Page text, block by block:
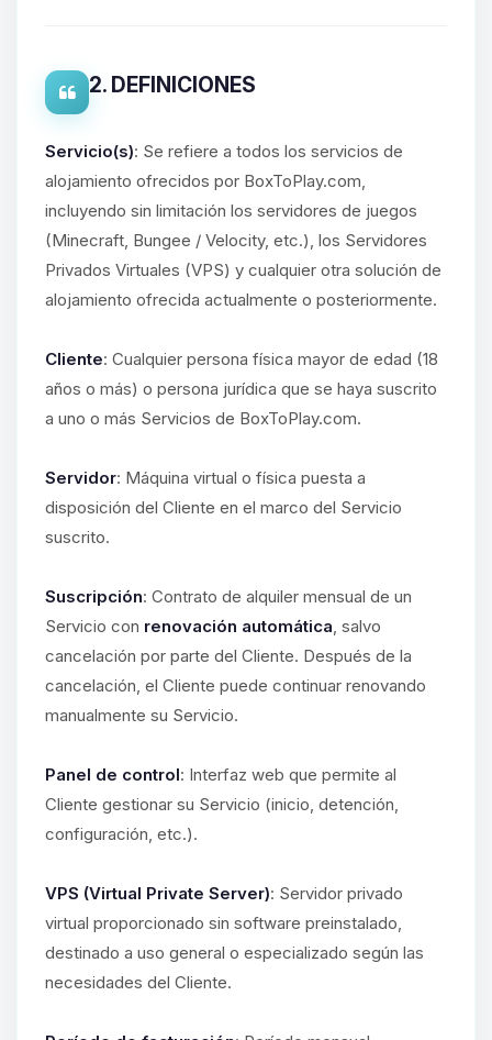
2. DEFINICIONES
Servicio(s): Se refiere a todos los servicios de
alojamiento ofrecidos por BoxToPlay.com,
incluyendo sin limitación los servidores de juegos
(Minecraft, Bungee / Velocity, etc.), los Servidores
Privados Virtuales (VPS) y cualquier otra solución de
alojamiento ofrecida actualmente o posteriormente.
Cliente: Cualquier persona física mayor de edad (18
años o más) o persona jurídica que se haya suscrito
a uno o más Servicios de BoxToPlay.com.
Servidor: Máquina virtual o física puesta a
disposición del Cliente en el marco del Servicio
suscrito.
Suscripción: Contrato de alquiler mensual de un
Servicio con renovación automática, salvo
cancelación por parte del Cliente. Después de la
cancelación, el Cliente puede continuar renovando
manualmente su Servicio.
Panel de control: Interfaz web que permite al
Cliente gestionar su Servicio (inicio, detención,
configuración, etc.).
VPS (Virtual Private Server): Servidor privado
virtual proporcionado sin software preinstalado,
destinado a uso general o especializado según las
necesidades del Cliente.